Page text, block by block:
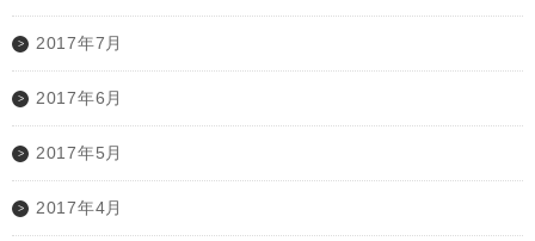
2017年7月
2017年6月
2017年5月
2017年4月